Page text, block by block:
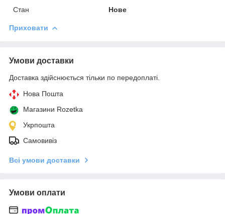
Стан
Нове
Приховати
Умови доставки
Доставка здійснюється тільки по передоплаті.
Нова Пошта
Магазини Rozetka
Укрпошта
Самовивіз
Всі умови доставки
Умови оплати